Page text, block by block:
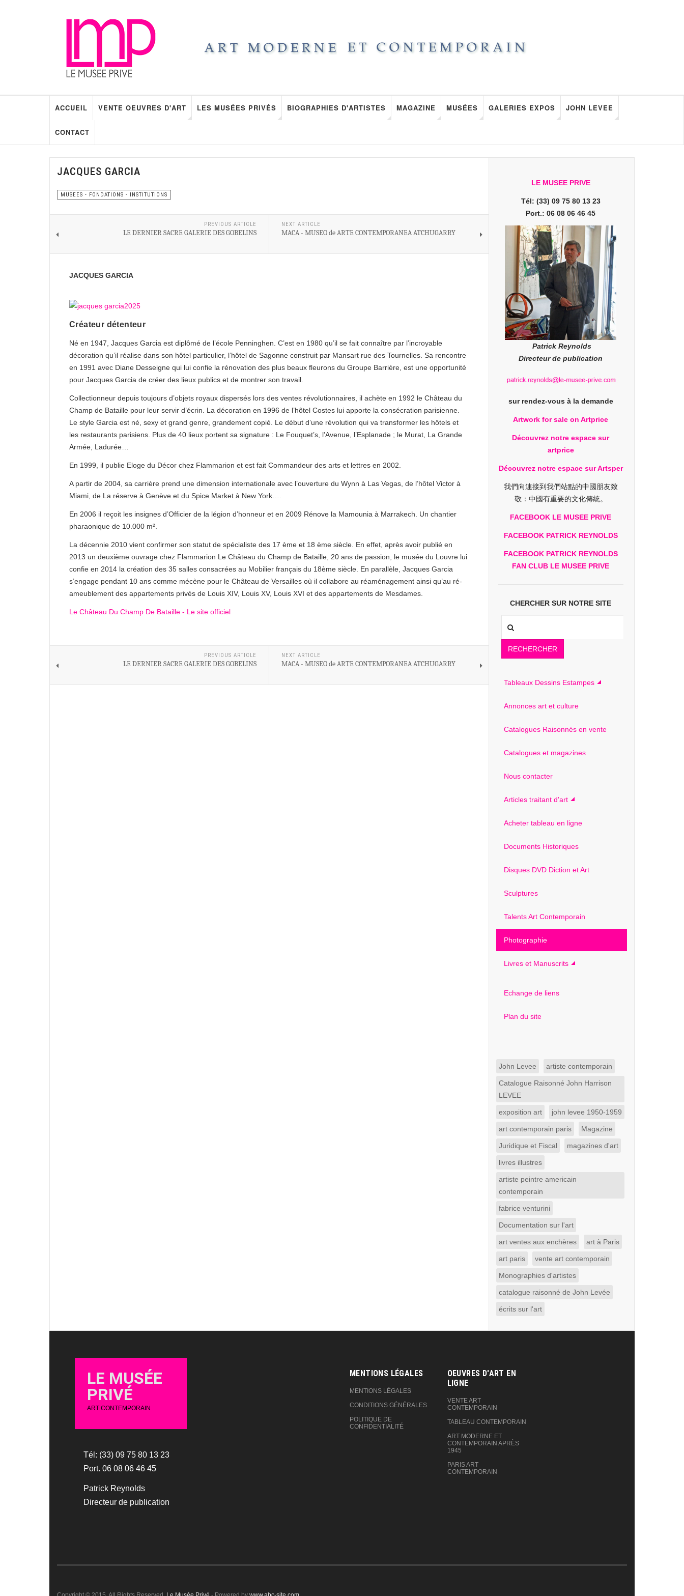
ACCUEIL VENTE OEUVRES D'ART LES MUSÉES PRIVÉS BIOGRAPHIES D'ARTISTES MAGAZINE MUSÉES GALERIES EXPOS JOHN LEVEE
CONTACT
JACQUES GARCIA
MUSEES - FONDATIONS - INSTITUTIONS
PREVIOUS ARTICLE
LE DERNIER SACRE GALERIE DES GOBELINS
NEXT ARTICLE
MACA - MUSEO de ARTE CONTEMPORANEA ATCHUGARRY
JACQUES GARCIA
Créateur détenteur
Né en 1947, Jacques Garcia est diplômé de l’école Penninghen. C’est en 1980 qu’il se fait connaître par l’incroyable
décoration qu’il réalise dans son hôtel particulier, l’hôtel de Sagonne construit par Mansart rue des Tournelles. Sa rencontre
en 1991 avec Diane Desseigne qui lui confie la rénovation des plus beaux fleurons du Groupe Barrière, est une opportunité
pour Jacques Garcia de créer des lieux publics et de montrer son travail.
Collectionneur depuis toujours d’objets royaux dispersés lors des ventes révolutionnaires, il achète en 1992 le Château du
Champ de Bataille pour leur servir d’écrin. La décoration en 1996 de l’hôtel Costes lui apporte la consécration parisienne.
Le style Garcia est né, sexy et grand genre, grandement copié. Le début d’une révolution qui va transformer les hôtels et
les restaurants parisiens. Plus de 40 lieux portent sa signature : Le Fouquet’s, l’Avenue, l’Esplanade ; le Murat, La Grande
Armée, Ladurée…
En 1999, il publie Eloge du Décor chez Flammarion et est fait Commandeur des arts et lettres en 2002.
A partir de 2004, sa carrière prend une dimension internationale avec l’ouverture du Wynn à Las Vegas, de l’hôtel Victor à
Miami, de La réserve à Genève et du Spice Market à New York….
En 2006 il reçoit les insignes d’Officier de la légion d’honneur et en 2009 Rénove la Mamounia à Marrakech. Un chantier
pharaonique de 10.000 m².
La décennie 2010 vient confirmer son statut de spécialiste des 17 ème et 18 ème siècle. En effet, après avoir publié en
2013 un deuxième ouvrage chez Flammarion Le Château du Champ de Bataille, 20 ans de passion, le musée du Louvre lui
confie en 2014 la création des 35 salles consacrées au Mobilier français du 18ème siècle. En parallèle, Jacques Garcia
s’engage pendant 10 ans comme mécène pour le Château de Versailles où il collabore au réaménagement ainsi qu’au ré-
ameublement des appartements privés de Louis XIV, Louis XV, Louis XVI et des appartements de Mesdames.
Le Château Du Champ De Bataille - Le site officiel
PREVIOUS ARTICLE
LE DERNIER SACRE GALERIE DES GOBELINS
NEXT ARTICLE
MACA - MUSEO de ARTE CONTEMPORANEA ATCHUGARRY
LE MUSEE PRIVE
Tél: (33) 09 75 80 13 23
Port.: 06 08 06 46 45
Patrick Reynolds
Directeur de publication
sur rendez-vous à la demande
Artwork for sale on Artprice
Découvrez notre espace sur
artprice
Découvrez notre espace sur Artsper
我們向連接到我們站點的中國朋友致
敬：中國有重要的文化傳統。
FACEBOOK LE MUSEE PRIVE
FACEBOOK PATRICK REYNOLDS
FACEBOOK PATRICK REYNOLDS
FAN CLUB LE MUSEE PRIVE
CHERCHER SUR NOTRE SITE
RECHERCHER
Tableaux Dessins Estampes
Annonces art et culture
Catalogues Raisonnés en vente
Catalogues et magazines
Nous contacter
Articles traitant d'art
Acheter tableau en ligne
Documents Historiques
Disques DVD Diction et Art
Sculptures
Talents Art Contemporain
Photographie
Livres et Manuscrits
Echange de liens
Plan du site
John Levee artiste contemporain
Catalogue Raisonné John Harrison
LEVEE
exposition art john levee 1950-1959
art contemporain paris Magazine
Juridique et Fiscal magazines d'art
livres illustres
artiste peintre americain
contemporain
fabrice venturini
Documentation sur l'art
art ventes aux enchères art à Paris
art paris vente art contemporain
Monographies d'artistes
catalogue raisonné de John Levée
écrits sur l'art
LE MUSÉE
PRIVÉ
ART CONTEMPORAIN
Tél: (33) 09 75 80 13 23
Port. 06 08 06 46 45
Patrick Reynolds
Directeur de publication
MENTIONS LÉGALES
MENTIONS LÉGALES
CONDITIONS GÉNÉRALES
POLITIQUE DE
CONFIDENTIALITÉ
OEUVRES D'ART EN
LIGNE‎
VENTE ART
CONTEMPORAIN
TABLEAU CONTEMPORAIN
ART MODERNE ET
CONTEMPORAIN APRÈS
1945
PARIS ART
CONTEMPORAIN